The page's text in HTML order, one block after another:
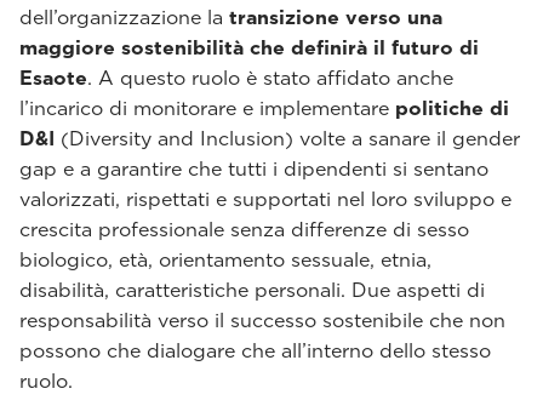
dell’organizzazione la transizione verso una
maggiore sostenibilità che definirà il futuro di
Esaote. A questo ruolo è stato affidato anche
l’incarico di monitorare e implementare politiche di
D&I (Diversity and Inclusion) volte a sanare il gender
gap e a garantire che tutti i dipendenti si sentano
valorizzati, rispettati e supportati nel loro sviluppo e
crescita professionale senza differenze di sesso
biologico, età, orientamento sessuale, etnia,
disabilità, caratteristiche personali. Due aspetti di
responsabilità verso il successo sostenibile che non
possono che dialogare che all’interno dello stesso
ruolo.